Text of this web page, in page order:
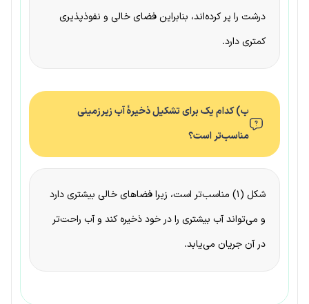
درشت را پر کرده‌اند، بنابراین فضای خالی و نفوذپذیری
کمتری دارد.
ب) کدام یک برای تشکیل ذخیرهٔ آب زیرزمینی
مناسب‌تر است؟
شکل (۱) مناسب‌تر است، زیرا فضاهای خالی بیشتری دارد
و می‌تواند آب بیشتری را در خود ذخیره کند و آب راحت‌تر
در آن جریان می‌یابد.